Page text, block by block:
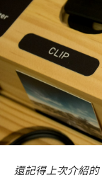
還記得上次介紹的